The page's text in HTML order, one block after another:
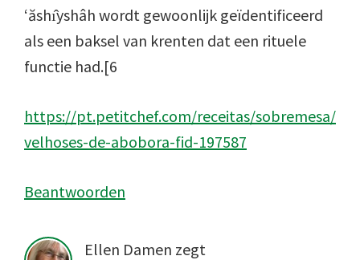
‘ăshı̂yshâh wordt gewoonlijk geïdentificeerd
als een baksel van krenten dat een rituele
functie had.[6
https://pt.petitchef.com/receitas/sobremesa/
velhoses-de-abobora-fid-197587
Beantwoorden
Ellen Damen zegt